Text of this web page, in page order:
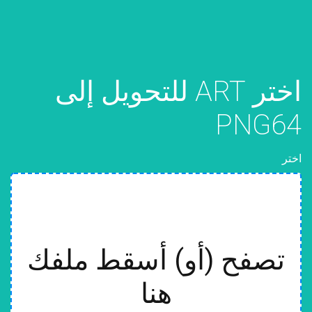
اختر ART للتحويل إلى
PNG64
اختر
تصفح (أو) أسقط ملفك
هنا